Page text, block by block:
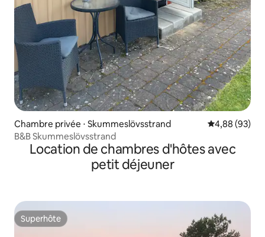
Chambre privée ⋅ Skummeslövsstrand Évaluation
4,88 (93)
B&B Skummeslövsstrand
Location de chambres d'hôtes avec
petit déjeuner
Superhôte
Superhôte